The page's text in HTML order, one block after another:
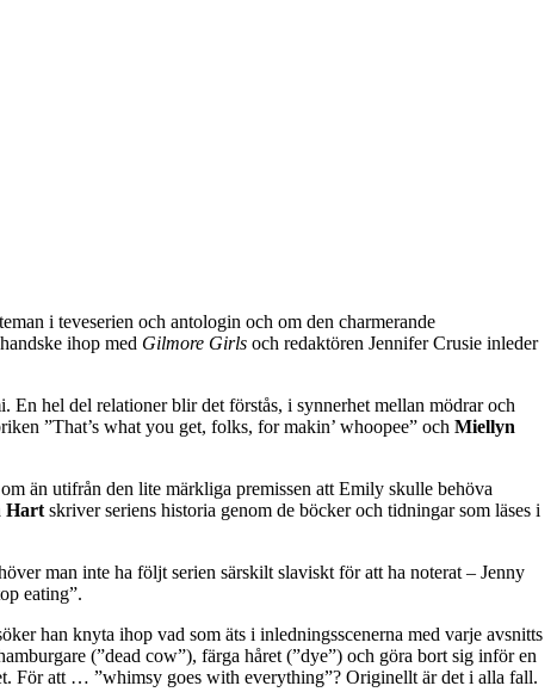
i teveserien och antologin och om den charmerande
ihop med Gilmore Girls och redaktören Jennifer Crusie inleder
hel del relationer blir det förstås, i synnerhet mellan mödrar och
”That’s what you get, folks, for makin’ whoopee” och Miellyn
än utifrån den lite märkliga premissen att Emily skulle behöva
Hart skriver seriens historia genom de böcker och tidningar som läses i
man inte ha följt serien särskilt slaviskt för att ha noterat – Jenny
eating”.
han knyta ihop vad som äts i inledningsscenerna med varje avsnitts
(”dead cow”), färga håret (”dye”) och göra bort sig inför en
För att … ”whimsy goes with everything”? Originellt är det i alla fall.